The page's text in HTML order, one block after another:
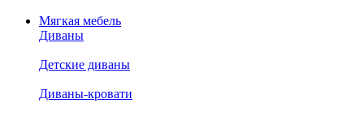
Мягкая мебель
Диваны
Детские диваны
Диваны-кровати